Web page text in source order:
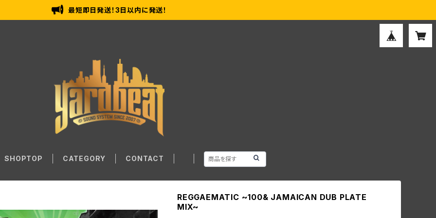
最短即日発送！3日以内に発送！
SHOPTOP CATEGORY CONTACT
REGGAEMATIC ~100& JAMAICAN DUB PLATE
MIX~